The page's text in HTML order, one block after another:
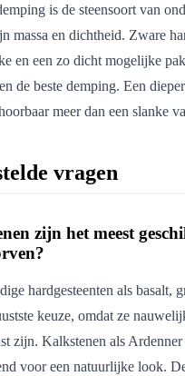
is de steensoort van
massa en dichtheid. Zware
en een zo dicht mogelijke
de beste demping. Een
meer dan een slanke
vragen
zijn het meest
hardgesteenten als basalt,
keuze, omdat ze
zijn. Kalkstenen als
voor een natuurlijke look.